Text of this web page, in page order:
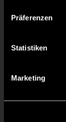
Präferenzen
Statistiken
Marketing